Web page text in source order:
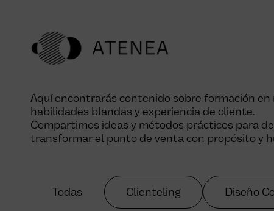
Aquí encontrarás contenido sobre formación en
habilidades blandas y experiencia de cliente.
Compartimos ideas y métodos prácticos para
transformar el punto de venta con propósito y
Todas Clienteling Diseño